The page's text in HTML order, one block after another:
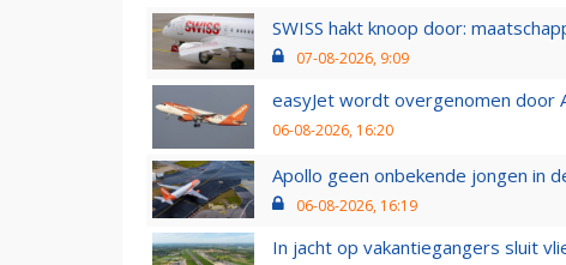
SWISS hakt knoop door:
07-08-2026, 9:09
easyJet wordt overgenomen door
06-08-2026, 16:20
Apollo geen onbekende jongen in
06-08-2026, 16:19
In jacht op vakantiegangers sluit